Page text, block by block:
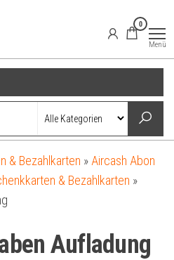
0
Menü
& Bezahlkarten » Aircash Abon
& Bezahlkarten »
Aufladung